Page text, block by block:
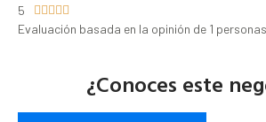
5     
Evaluación basada en la opinión de 1 personas
¿Conoces este